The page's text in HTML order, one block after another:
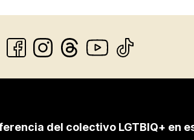
del colectivo LGTBIQ+ en